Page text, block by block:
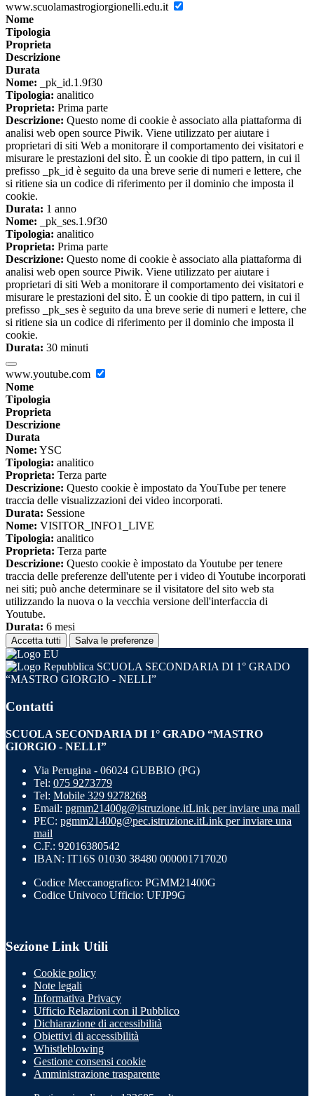
www.scuolamastrogiorgionelli.edu.it
Nome
Tipologia
Proprieta
Descrizione
Durata
Nome: _pk_id.1.9f30
Tipologia: analitico
Proprieta: Prima parte
Descrizione: Questo nome di cookie è associato alla piattaforma di
analisi web open source Piwik. Viene utilizzato per aiutare i
proprietari di siti Web a monitorare il comportamento dei visitatori e
misurare le prestazioni del sito. È un cookie di tipo pattern, in cui il
prefisso _pk_id è seguito da una breve serie di numeri e lettere, che
si ritiene sia un codice di riferimento per il dominio che imposta il
cookie.
Durata: 1 anno
Nome: _pk_ses.1.9f30
Tipologia: analitico
Proprieta: Prima parte
Descrizione: Questo nome di cookie è associato alla piattaforma di
analisi web open source Piwik. Viene utilizzato per aiutare i
proprietari di siti Web a monitorare il comportamento dei visitatori e
misurare le prestazioni del sito. È un cookie di tipo pattern, in cui il
prefisso _pk_ses è seguito da una breve serie di numeri e lettere, che
si ritiene sia un codice di riferimento per il dominio che imposta il
cookie.
Durata: 30 minuti
www.youtube.com
Nome
Tipologia
Proprieta
Descrizione
Durata
Nome: YSC
Tipologia: analitico
Proprieta: Terza parte
Descrizione: Questo cookie è impostato da YouTube per tenere
traccia delle visualizzazioni dei video incorporati.
Durata: Sessione
Nome: VISITOR_INFO1_LIVE
Tipologia: analitico
Proprieta: Terza parte
Descrizione: Questo cookie è impostato da Youtube per tenere
traccia delle preferenze dell'utente per i video di Youtube incorporati
nei siti; può anche determinare se il visitatore del sito web sta
utilizzando la nuova o la vecchia versione dell'interfaccia di
Youtube.
Durata: 6 mesi
Accetta tutti Salva le preferenze
SCUOLA SECONDARIA DI 1° GRADO
“MASTRO GIORGIO - NELLI”
Contatti
SCUOLA SECONDARIA DI 1° GRADO “MASTRO
GIORGIO - NELLI”
Via Perugina - 06024 GUBBIO (PG)
Tel: 075 9273779
Tel: Mobile 329 9278268
Email: pgmm21400g@istruzione.itLink per inviare una mail
PEC: pgmm21400g@pec.istruzione.itLink per inviare una
mail
C.F.: 92016380542
IBAN: IT16S 01030 38480 000001717020
Codice Meccanografico: PGMM21400G
Codice Univoco Ufficio: UFJP9G
Sezione Link Utili
Cookie policy
Note legali
Informativa Privacy
Ufficio Relazioni con il Pubblico
Dichiarazione di accessibilità
Obiettivi di accessibilità
Whistleblowing
Gestione consensi cookie
Amministrazione trasparente